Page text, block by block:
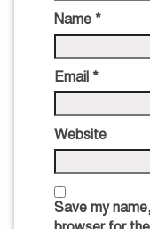
Name *
Email *
Website
Save my